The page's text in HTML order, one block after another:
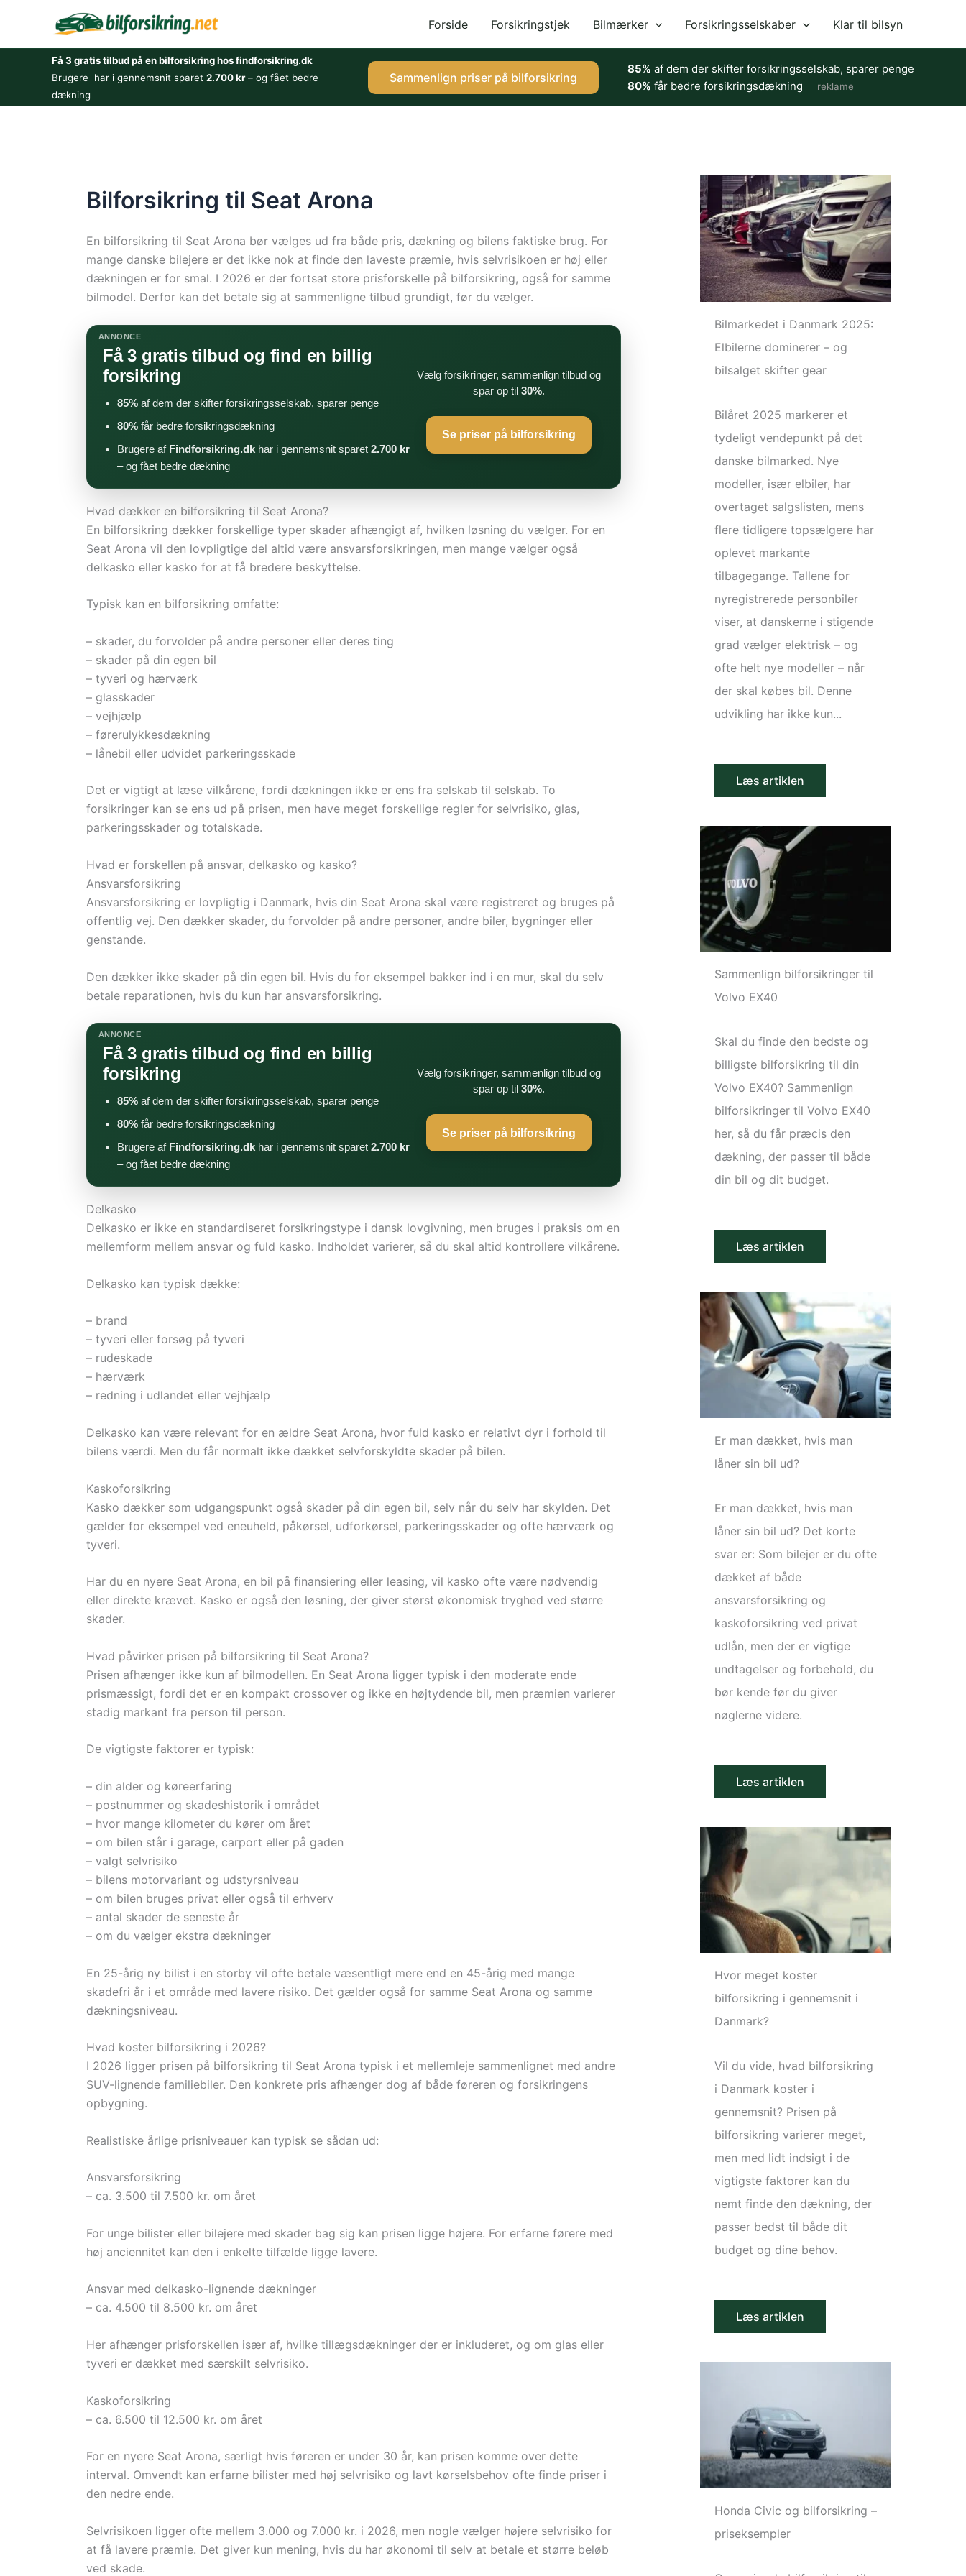
indholdet
Forside Forsikringstjek Bilmærker Forsikringsselskaber Klar til bilsyn
Få 3 gratis tilbud på en bilforsikring hos findforsikring.dk
Brugere har i gennemsnit sparet 2.700 kr– og fået bedre
dækning
Sammenlign priser på bilforsikring
85% af dem der skifter forsikringsselskab, sparer penge
80% får bedre forsikringsdækning reklame
Bilforsikring til Seat Arona
En bilforsikring til Seat Arona bør vælges ud fra både pris, dækning og bilens faktiske brug. For
mange danske bilejere er det ikke nok at finde den laveste præmie, hvis selvrisikoen er høj eller
dækningen er for smal. I 2026 er der fortsat store prisforskelle på bilforsikring, også for samme
bilmodel. Derfor kan det betale sig at sammenligne tilbud grundigt, før du vælger.
ANNONCE
Få 3 gratis tilbud og find en billig
forsikring
85% af dem der skifter forsikringsselskab, sparer penge
80% får bedre forsikringsdækning
Brugere af Findforsikring.dk har i gennemsnit sparet 2.700 kr
– og fået bedre dækning
Vælg forsikringer, sammenlign tilbud og
spar op til30%.
Se priser på bilforsikring
Hvad dækker en bilforsikring til Seat Arona?
En bilforsikring dækker forskellige typer skader afhængigt af, hvilken løsning du vælger. For en
Seat Arona vil den lovpligtige del altid være ansvarsforsikringen, men mange vælger også
delkasko eller kasko for at få bredere beskyttelse.
Typisk kan en bilforsikring omfatte:
– skader, du forvolder på andre personer eller deres ting
– skader på din egen bil
– tyveri og hærværk
– glasskader
– vejhjælp
– førerulykkesdækning
– lånebil eller udvidet parkeringsskade
Det er vigtigt at læse vilkårene, fordi dækningen ikke er ens fra selskab til selskab. To
forsikringer kan se ens ud på prisen, men have meget forskellige regler for selvrisiko, glas,
parkeringsskader og totalskade.
Hvad er forskellen på ansvar, delkasko og kasko?
Ansvarsforsikring
Ansvarsforsikring er lovpligtig i Danmark, hvis din Seat Arona skal være registreret og bruges på
offentlig vej. Den dækker skader, du forvolder på andre personer, andre biler, bygninger eller
genstande.
Den dækker ikke skader på din egen bil. Hvis du for eksempel bakker ind i en mur, skal du selv
betale reparationen, hvis du kun har ansvarsforsikring.
ANNONCE
Få 3 gratis tilbud og find en billig
forsikring
85% af dem der skifter forsikringsselskab, sparer penge
80% får bedre forsikringsdækning
Brugere af Findforsikring.dk har i gennemsnit sparet 2.700 kr
– og fået bedre dækning
Vælg forsikringer, sammenlign tilbud og
spar op til30%.
Se priser på bilforsikring
Delkasko
Delkasko er ikke en standardiseret forsikringstype i dansk lovgivning, men bruges i praksis om en
mellemform mellem ansvar og fuld kasko. Indholdet varierer, så du skal altid kontrollere vilkårene.
Delkasko kan typisk dække:
– brand
– tyveri eller forsøg på tyveri
– rudeskade
– hærværk
– redning i udlandet eller vejhjælp
Delkasko kan være relevant for en ældre Seat Arona, hvor fuld kasko er relativt dyr i forhold til
bilens værdi. Men du får normalt ikke dækket selvforskyldte skader på bilen.
Kaskoforsikring
Kasko dækker som udgangspunkt også skader på din egen bil, selv når du selv har skylden. Det
gælder for eksempel ved eneuheld, påkørsel, udforkørsel, parkeringsskader og ofte hærværk og
tyveri.
Har du en nyere Seat Arona, en bil på finansiering eller leasing, vil kasko ofte være nødvendig
eller direkte krævet. Kasko er også den løsning, der giver størst økonomisk tryghed ved større
skader.
Hvad påvirker prisen på bilforsikring til Seat Arona?
Prisen afhænger ikke kun af bilmodellen. En Seat Arona ligger typisk i den moderate ende
prismæssigt, fordi det er en kompakt crossover og ikke en højtydende bil, men præmien varierer
stadig markant fra person til person.
De vigtigste faktorer er typisk:
– din alder og køreerfaring
– postnummer og skadeshistorik i området
– hvor mange kilometer du kører om året
– om bilen står i garage, carport eller på gaden
– valgt selvrisiko
– bilens motorvariant og udstyrsniveau
– om bilen bruges privat eller også til erhverv
– antal skader de seneste år
– om du vælger ekstra dækninger
En 25-årig ny bilist i en storby vil ofte betale væsentligt mere end en 45-årig med mange
skadefri år i et område med lavere risiko. Det gælder også for samme Seat Arona og samme
dækningsniveau.
Hvad koster bilforsikring i 2026?
I 2026 ligger prisen på bilforsikring til Seat Arona typisk i et mellemleje sammenlignet med andre
SUV-lignende familiebiler. Den konkrete pris afhænger dog af både føreren og forsikringens
opbygning.
Realistiske årlige prisniveauer kan typisk se sådan ud:
Ansvarsforsikring
– ca. 3.500 til 7.500 kr. om året
For unge bilister eller bilejere med skader bag sig kan prisen ligge højere. For erfarne førere med
høj anciennitet kan den i enkelte tilfælde ligge lavere.
Ansvar med delkasko-lignende dækninger
– ca. 4.500 til 8.500 kr. om året
Her afhænger prisforskellen især af, hvilke tillægsdækninger der er inkluderet, og om glas eller
tyveri er dækket med særskilt selvrisiko.
Kaskoforsikring
– ca. 6.500 til 12.500 kr. om året
For en nyere Seat Arona, særligt hvis føreren er under 30 år, kan prisen komme over dette
interval. Omvendt kan erfarne bilister med høj selvrisiko og lavt kørselsbehov ofte finde priser i
den nedre ende.
Selvrisikoen ligger ofte mellem 3.000 og 7.000 kr. i 2026, men nogle vælger højere selvrisiko for
at få lavere præmie. Det giver kun mening, hvis du har økonomi til selv at betale et større beløb
ved skade.
Bilmarkedet i Danmark 2025:
Elbilerne dominerer – og
bilsalget skifter gear
Bilåret 2025 markerer et
tydeligt vendepunkt på det
danske bilmarked. Nye
modeller, især elbiler, har
overtaget salgslisten, mens
flere tidligere topsælgere har
oplevet markante
tilbagegange. Tallene for
nyregistrerede personbiler
viser, at danskerne i stigende
grad vælger elektrisk – og
ofte helt nye modeller – når
der skal købes bil. Denne
udvikling har ikke kun...
Læs artiklen
Sammenlign bilforsikringer til
Volvo EX40
Skal du finde den bedste og
billigste bilforsikring til din
Volvo EX40? Sammenlign
bilforsikringer til Volvo EX40
her, så du får præcis den
dækning, der passer til både
din bil og dit budget.
Læs artiklen
Er man dækket, hvis man
låner sin bil ud?
Er man dækket, hvis man
låner sin bil ud? Det korte
svar er: Som bilejer er du ofte
dækket af både
ansvarsforsikring og
kaskoforsikring ved privat
udlån, men der er vigtige
undtagelser og forbehold, du
bør kende før du giver
nøglerne videre.
Læs artiklen
Hvor meget koster
bilforsikring i gennemsnit i
Danmark?
Vil du vide, hvad bilforsikring
i Danmark koster i
gennemsnit? Prisen på
bilforsikring varierer meget,
men med lidt indsigt i de
vigtigste faktorer kan du
nemt finde den dækning, der
passer bedst til både dit
budget og dine behov.
Læs artiklen
Honda Civic og bilforsikring –
priseksempler